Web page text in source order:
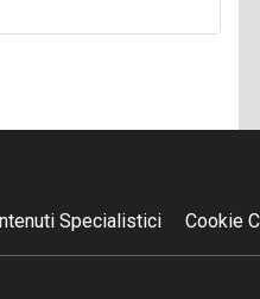
Specialistici Cookie